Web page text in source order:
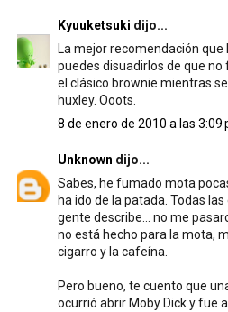
Kyuuketsuki dijo...
La mejor recomendación que
puedes disuadirlos de que
el clásico brownie mientras
huxley. Ooots.
8 de enero de 2010 a las 3:09
Unknown dijo...
Sabes, he fumado mota
ha ido de la patada. Todas
gente describe... no me
no está hecho para la mota,
cigarro y la cafeína.
Pero bueno, te cuento que
ocurrió abrir Moby Dick y fue